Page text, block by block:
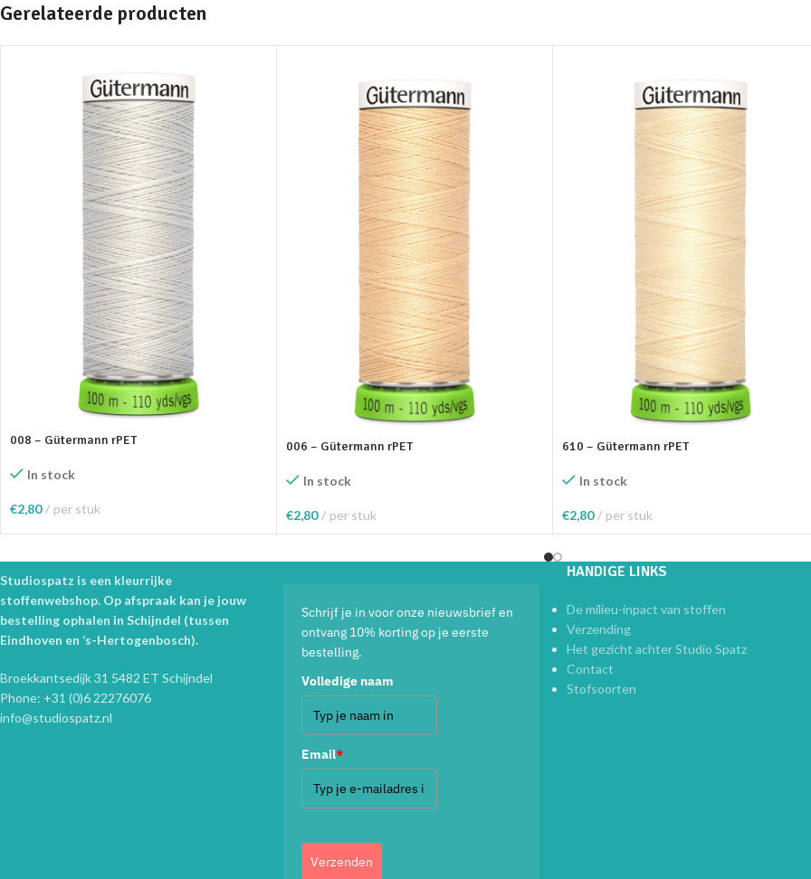
Gerelateerde producten
008 – Gütermann rPET
In stock
€2,80 per stuk
006 – Gütermann rPET
In stock
€2,80 per stuk
Toevoegen Aan Winkelwagen
610 – Gütermann rPET
In stock
€2,80 per stuk
Toevoegen Aan Winkelwagen
Studiospatz is een kleurrijke
stoffenwebshop. Op afspraak kan je jouw
bestelling ophalen in Schijndel (tussen
Eindhoven en ‘s-Hertogenbosch).
Broekkantsedijk 31 5482 ET Schijndel
Phone: +31 (0)6 22276076
info@studiospatz.nl
Schrijf je in voor onze nieuwsbrief en
ontvang 10% korting op je eerste
bestelling.
Volledige naam
Email*
Verzenden
HANDIGE LINKS
De milieu-inpact van stoffen
Verzending
Het gezicht achter Studio Spatz
Contact
Stofsoorten